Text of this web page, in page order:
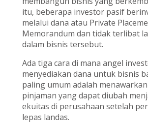
itu, beberapa investor pasif
melalui dana atau Private
Memorandum dan tidak terlibat
dalam bisnis tersebut.
Ada tiga cara di mana angel
menyediakan dana untuk bisnis
paling umum adalah
pinjaman yang dapat diubah
ekuitas di perusahaan setelah
lepas landas.